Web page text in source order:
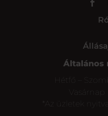
Általános
Hétfő –
Vasárnap
*Az üzletek